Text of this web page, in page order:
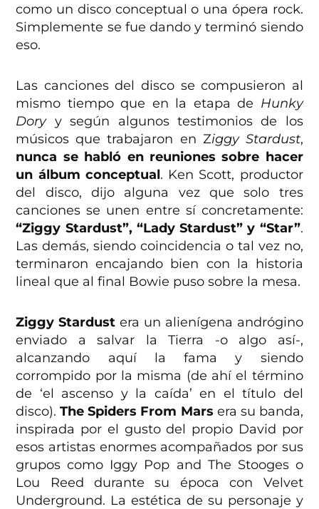
como un disco conceptual o una ópera rock.
Simplemente se fue dando y terminó siendo
eso.
Las canciones del disco se compusieron al
mismo tiempo que en la etapa de Hunky
Doryy según algunos testimonios de los
músicos que trabajaron en Ziggy Stardust,
nunca se habló en reuniones sobre hacer
un álbum conceptual. Ken Scott, productor
del disco, dijo alguna vez que solo tres
canciones se unen entre sí concretamente:
“Ziggy Stardust”, “Lady Stardust” y “Star”.
Las demás, siendo coincidencia o tal vez no,
terminaron encajando bien con la historia
lineal que al final Bowie puso sobre la mesa.
Ziggy Stardust era un alienígena andrógino
enviado a salvar la Tierra -o algo así-,
alcanzando aquí la fama y siendo
corrompido por la misma (de ahí el término
de ‘el ascenso y la caída’ en el título del
disco).The Spiders From Mars era su banda,
inspirada por el gusto del propio David por
esos artistas enormes acompañados por sus
grupos como Iggy Pop and The Stooges o
Lou Reed durante su época con Velvet
Underground. La estética de su personaje y